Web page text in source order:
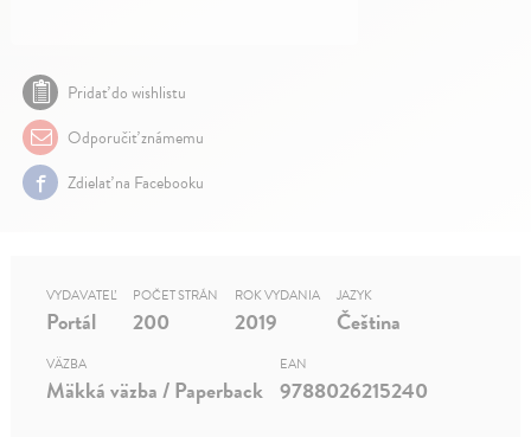
Pridať do wishlistu
Odporučiť známemu
Zdielať na Facebooku
VYDAVATEĽ
Portál
POČET STRÁN
200
ROK VYDANIA
2019
JAZYK
Čeština
VÄZBA
Mäkká väzba / Paperback
EAN
9788026215240